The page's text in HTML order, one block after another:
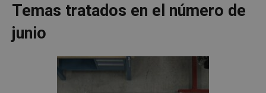
Temas tratados en el número de
junio